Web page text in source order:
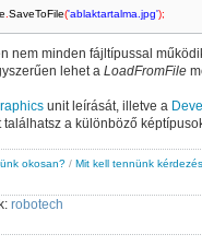
SaveToFile('ablaktartalma.jpg');
nem minden fájltípussal
lehet a LoadFromFile
unit leírását, illetve a
találhatsz a különböző
okosan? / Mit kell tennünk
robotech